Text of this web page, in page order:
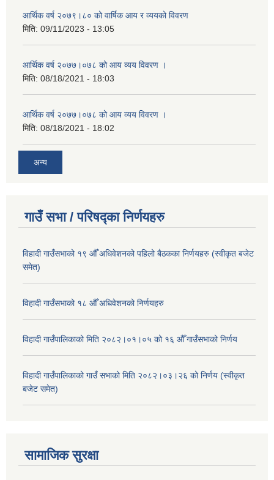
आर्थिक वर्ष २०७९।८० को वार्षिक आय र व्ययको विवरण
मिति: 09/11/2023 - 13:05
आर्थिक वर्ष २०७७।०७८ को आय व्यय विवरण ।
मिति: 08/18/2021 - 18:03
आर्थिक वर्ष २०७७।०७८ को आय व्यय विवरण ।
मिति: 08/18/2021 - 18:02
अन्य
गाउँ सभा / परिषद्का निर्णयहरु
विहादी गाउँसभाको १९ औँ अधिवेशनको पहिलो बैठकका निर्णयहरु (स्वीकृत बजेट
समेत)
विहादी गाउँसभाको १८ औँ अधिवेशनको निर्णयहरु
विहादी गाउँपालिकाको मिति २०८२।०१।०५ को १६ औँ गाउँसभाको निर्णय
विहादी गाउँपालिकाको गाउँ सभाको मिति २०८२।०३।२६ को निर्णय (स्वीकृत
बजेट समेत)
सामाजिक सुरक्षा